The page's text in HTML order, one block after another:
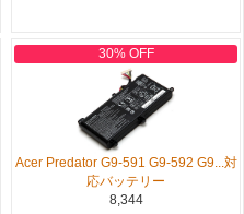
30% OFF
Acer Predator G9-591 G9-592 G9...対
応バッテリー
8,344